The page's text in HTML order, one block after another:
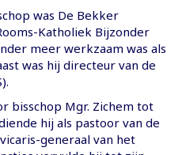
was De Bekker
Katholiek Bijzonder
meer werkzaam was als
was hij directeur van de
bisschop Mgr. Zichem tot
hij als pastoor van de
generaal van het